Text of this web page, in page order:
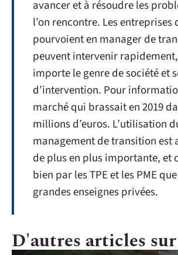
avancer et à résoudre les
l’on rencontre. Les entreprises
pourvoient en manager de
peuvent intervenir
importe le genre de société et
d’intervention. Pour
marché qui brassait en 2019
millions d’euros. L’utilisation
management de transition est
de plus en plus importante, et
bien par les TPE et les PME
grandes enseignes privées.
D'autres articles